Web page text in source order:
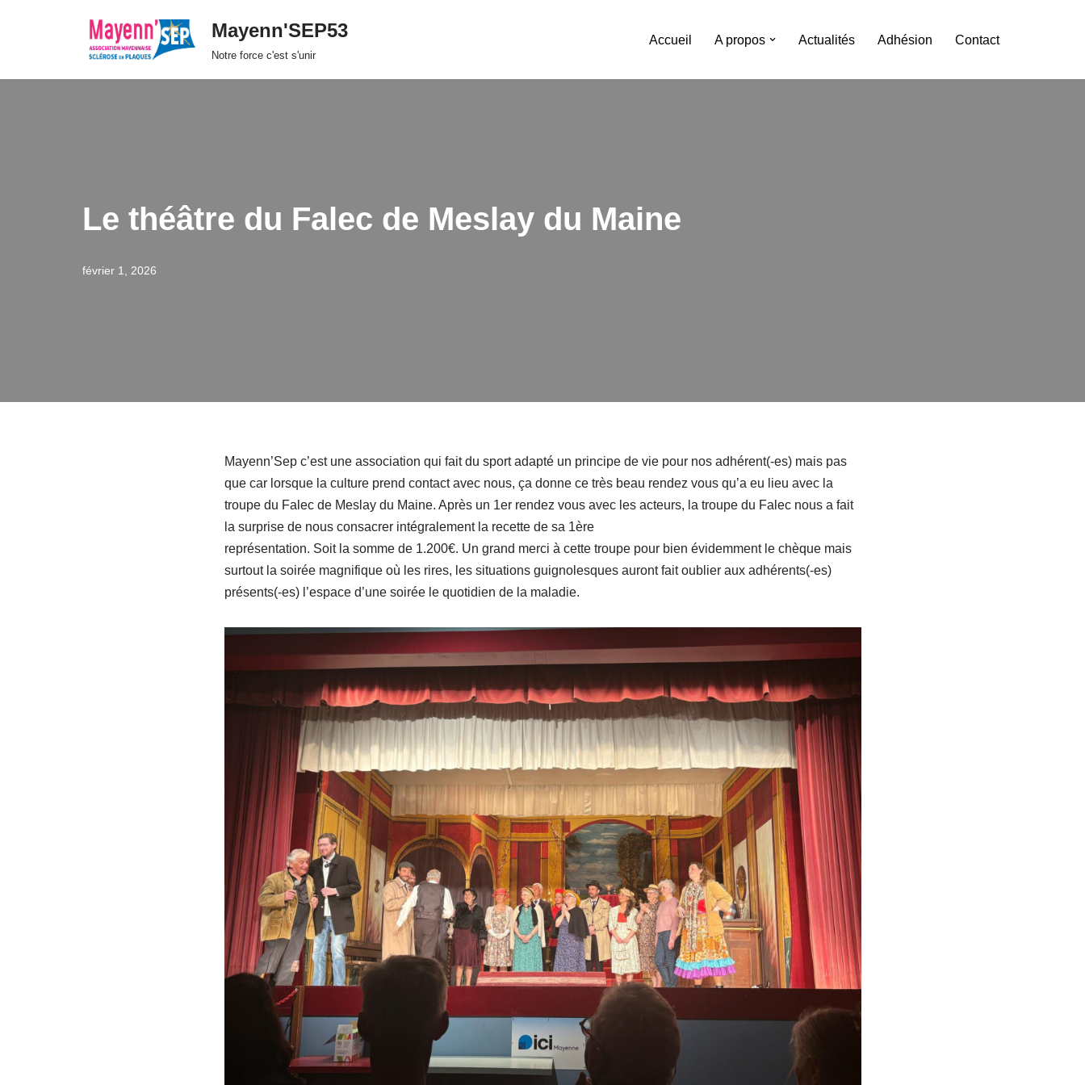
Mayenn'SEP53
Notre force c'est s'unir
Accueil A propos Actualités Adhésion Contact
Le théâtre du Falec de Meslay du Maine
février 1, 2026
Mayenn’Sep c’est une association qui fait du sport adapté un principe de vie pour nos adhérent(-es) mais pas
que car lorsque la culture prend contact avec nous, ça donne ce très beau rendez vous qu’a eu lieu avec la
troupe du Falec de Meslay du Maine. Après un 1er rendez vous avec les acteurs, la troupe du Falec nous a fait
la surprise de nous consacrer intégralement la recette de sa 1ère
représentation. Soit la somme de 1.200€. Un grand merci à cette troupe pour bien évidemment le chèque mais
surtout la soirée magnifique où les rires, les situations guignolesques auront fait oublier aux adhérents(-es)
présents(-es) l’espace d’une soirée le quotidien de la maladie.